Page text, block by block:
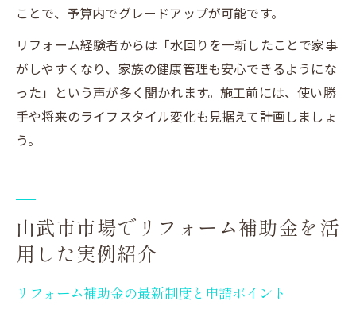
ことで、予算内でグレードアップが可能です。
リフォーム経験者からは「水回りを一新したことで家事
がしやすくなり、家族の健康管理も安心できるようにな
った」という声が多く聞かれます。施工前には、使い勝
手や将来のライフスタイル変化も見据えて計画しましょ
う。
山武市市場でリフォーム補助金を活
用した実例紹介
リフォーム補助金の最新制度と申請ポイント